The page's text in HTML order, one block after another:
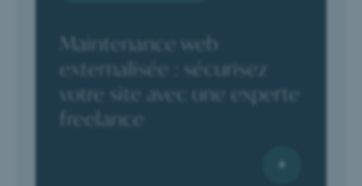
Maintenance web
externalisée : sécurisez
votre site avec une experte
freelance